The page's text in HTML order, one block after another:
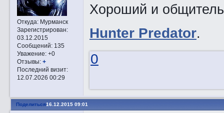
Откуда:Мурманск
Зарегистрирован:
03.12.2015
Сообщений:135
Уважение: +0
Отзывы: +
Последний визит:
12.07.2026 00:29
Хороший и
Hunter Predator.
0
Поделиться16.12.2015 09:01